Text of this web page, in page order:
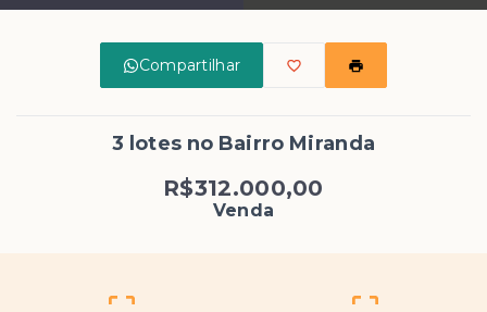
Compartilhar
3 lotes no Bairro Miranda
R$312.000,00
Venda